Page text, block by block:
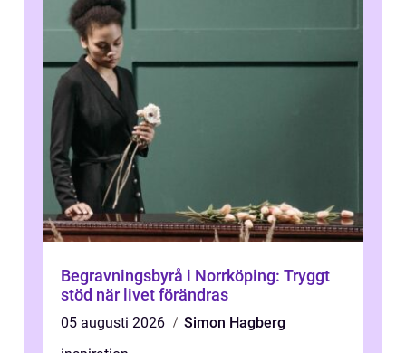
Begravningsbyrå i Norrköping: Tryggt
stöd när livet förändras
05 augusti 2026
Simon Hagberg